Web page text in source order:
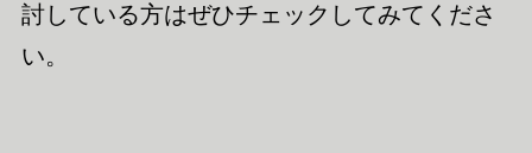
討している方はぜひチェックしてみてくださ
い。